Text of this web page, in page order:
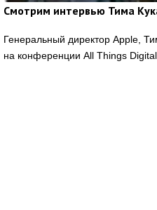
Смотрим интервью Тима
Генеральный директор Apple,
на конференции All Things